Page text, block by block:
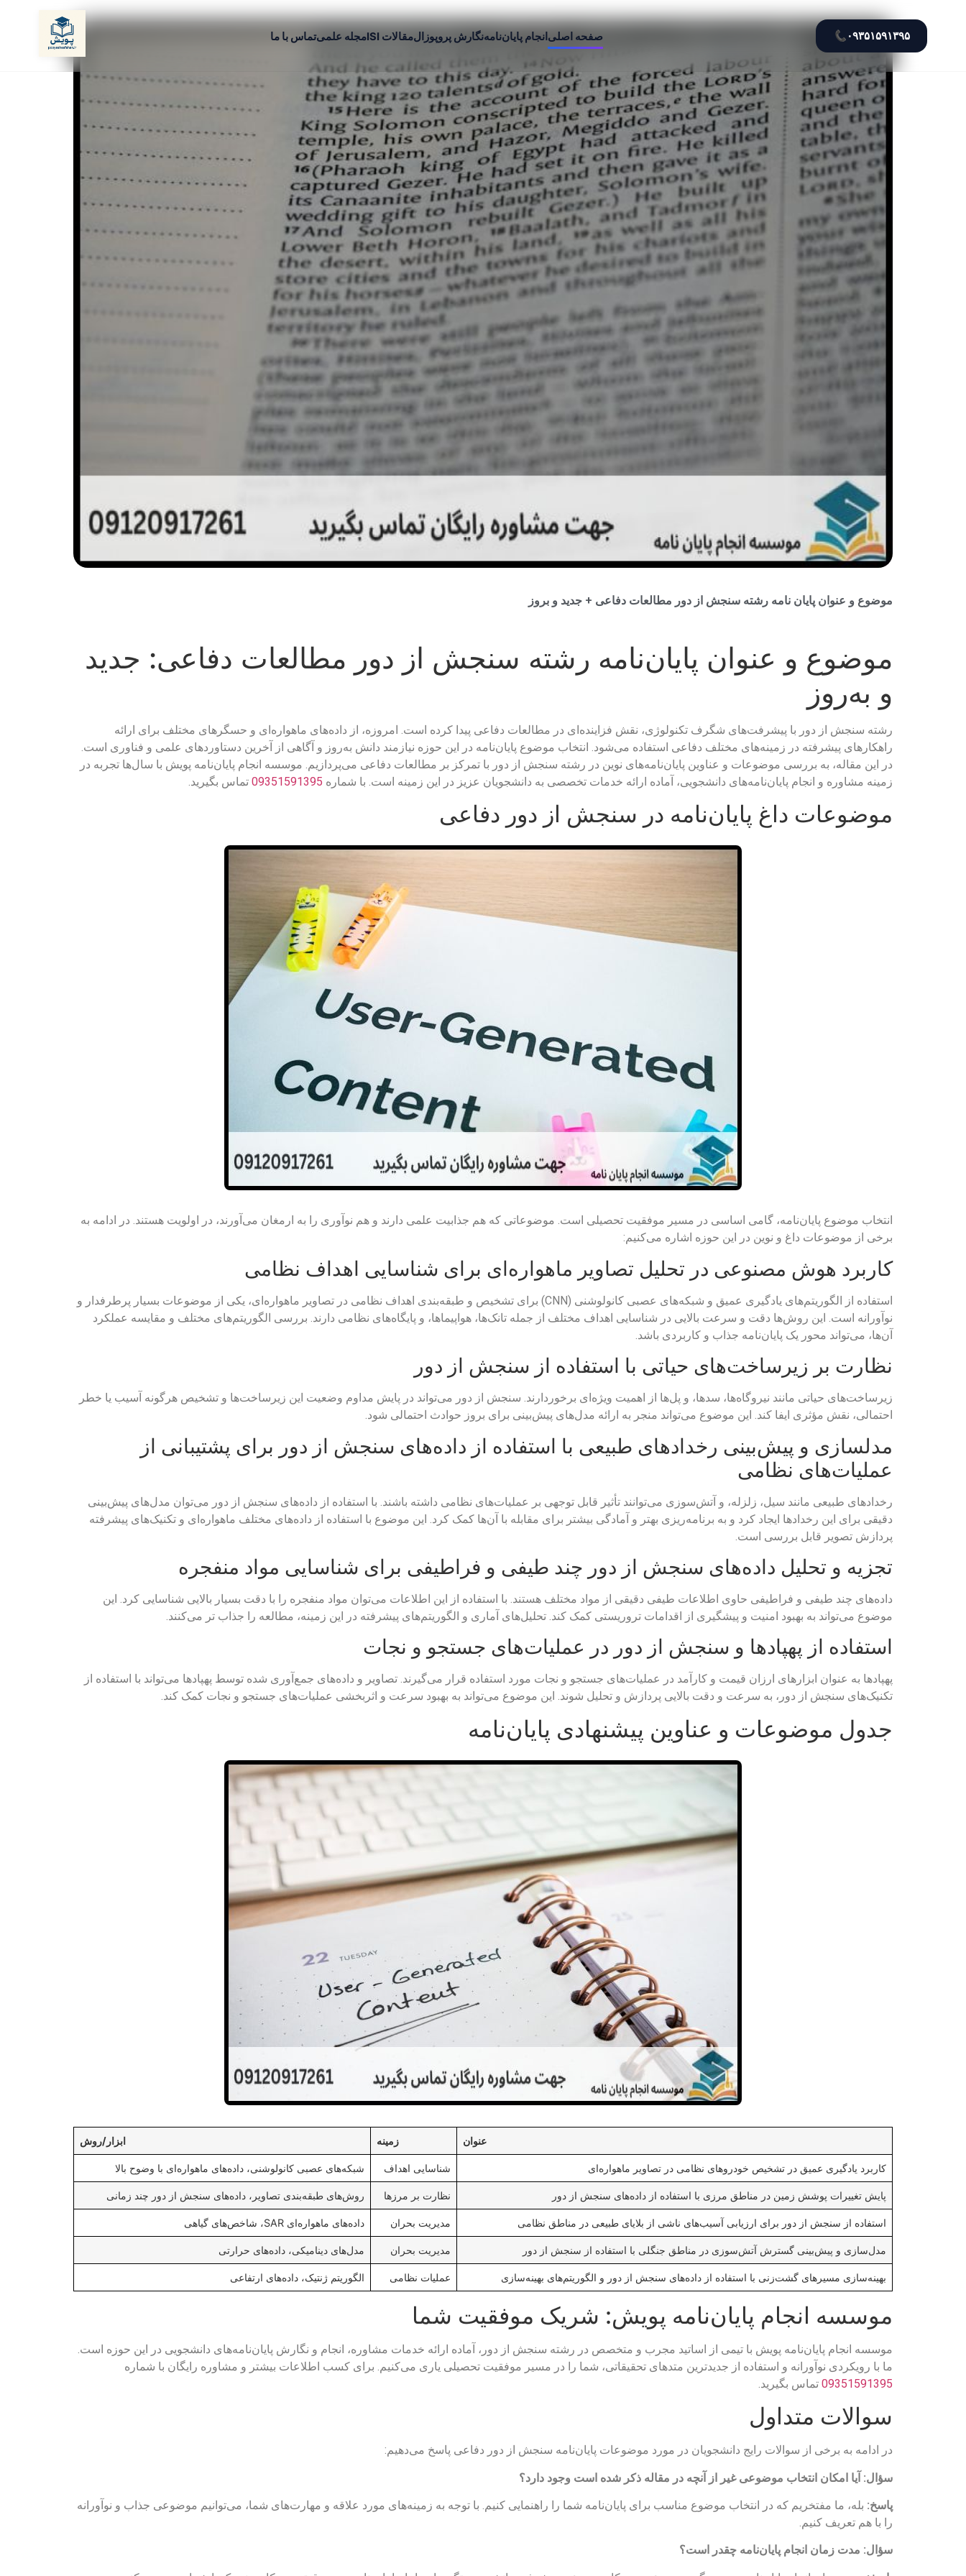
۰۹۳۵۱۵۹۱۳۹۵ 📞 صفحه اصلی انجام پایان‌نامهنگارش پروپوزالمقالات ISI مجله علمیتماس با ما
موضوع و عنوان پایان نامه رشته سنجش از دور مطالعات دفاعی + جدید و بروز
موضوع و عنوان پایان‌نامه رشته سنجش از دور مطالعات دفاعی: جدید
و به‌روز
رشته سنجش از دور با پیشرفت‌های شگرف تکنولوژی، نقش فزاینده‌ای در مطالعات دفاعی پیدا کرده است. امروزه، از داده‌های ماهواره‌ای و حسگرهای مختلف برای ارائه
راهکارهای پیشرفته در زمینه‌های مختلف دفاعی استفاده می‌شود. انتخاب موضوع پایان‌نامه در این حوزه نیازمند دانش به‌روز و آگاهی از آخرین دستاوردهای علمی و فناوری است.
در این مقاله، به بررسی موضوعات و عناوین پایان‌نامه‌های نوین در رشته سنجش از دور با تمرکز بر مطالعات دفاعی می‌پردازیم. موسسه انجام پایان‌نامه پویش با سال‌ها تجربه در
زمینه مشاوره و انجام پایان‌نامه‌های دانشجویی، آماده ارائه خدمات تخصصی به دانشجویان عزیز در این زمینه است. با شماره 09351591395 تماس بگیرید.
موضوعات داغ پایان‌نامه در سنجش از دور دفاعی
انتخاب موضوع پایان‌نامه، گامی اساسی در مسیر موفقیت تحصیلی است. موضوعاتی که هم جذابیت علمی دارند و هم نوآوری را به ارمغان می‌آورند، در اولویت هستند. در ادامه به
برخی از موضوعات داغ و نوین در این حوزه اشاره می‌کنیم:
کاربرد هوش مصنوعی در تحلیل تصاویر ماهواره‌ای برای شناسایی اهداف نظامی
استفاده از الگوریتم‌های یادگیری عمیق و شبکه‌های عصبی کانولوشنی (CNN) برای تشخیص و طبقه‌بندی اهداف نظامی در تصاویر ماهواره‌ای، یکی از موضوعات بسیار پرطرفدار و
نوآورانه است. این روش‌ها دقت و سرعت بالایی در شناسایی اهداف مختلف از جمله تانک‌ها، هواپیماها، و پایگاه‌های نظامی دارند. بررسی الگوریتم‌های مختلف و مقایسه عملکرد
آن‌ها، می‌تواند محور یک پایان‌نامه جذاب و کاربردی باشد.
نظارت بر زیرساخت‌های حیاتی با استفاده از سنجش از دور
زیرساخت‌های حیاتی مانند نیروگاه‌ها، سدها، و پل‌ها از اهمیت ویژه‌ای برخوردارند. سنجش از دور می‌تواند در پایش مداوم وضعیت این زیرساخت‌ها و تشخیص هرگونه آسیب یا خطر
احتمالی، نقش مؤثری ایفا کند. این موضوع می‌تواند منجر به ارائه مدل‌های پیش‌بینی برای بروز حوادث احتمالی شود.
مدلسازی و پیش‌بینی رخدادهای طبیعی با استفاده از داده‌های سنجش از دور برای پشتیبانی از
عملیات‌های نظامی
رخدادهای طبیعی مانند سیل، زلزله، و آتش‌سوزی می‌توانند تأثیر قابل توجهی بر عملیات‌های نظامی داشته باشند. با استفاده از داده‌های سنجش از دور می‌توان مدل‌های پیش‌بینی
دقیقی برای این رخدادها ایجاد کرد و به برنامه‌ریزی بهتر و آمادگی بیشتر برای مقابله با آن‌ها کمک کرد. این موضوع با استفاده از داده‌های مختلف ماهواره‌ای و تکنیک‌های پیشرفته
پردازش تصویر قابل بررسی است.
تجزیه و تحلیل داده‌های سنجش از دور چند طیفی و فراطیفی برای شناسایی مواد منفجره
داده‌های چند طیفی و فراطیفی حاوی اطلاعات طیفی دقیقی از مواد مختلف هستند. با استفاده از این اطلاعات می‌توان مواد منفجره را با دقت بسیار بالایی شناسایی کرد. این
موضوع می‌تواند به بهبود امنیت و پیشگیری از اقدامات تروریستی کمک کند. تحلیل‌های آماری و الگوریتم‌های پیشرفته در این زمینه، مطالعه را جذاب تر می‌کنند.
استفاده از پهپادها و سنجش از دور در عملیات‌های جستجو و نجات
پهپادها به عنوان ابزارهای ارزان قیمت و کارآمد در عملیات‌های جستجو و نجات مورد استفاده قرار می‌گیرند. تصاویر و داده‌های جمع‌آوری شده توسط پهپادها می‌تواند با استفاده از
تکنیک‌های سنجش از دور، به سرعت و دقت بالایی پردازش و تحلیل شوند. این موضوع می‌تواند به بهبود سرعت و اثربخشی عملیات‌های جستجو و نجات کمک کند.
جدول موضوعات و عناوین پیشنهادی پایان‌نامه
عنوان زمینه ابزار/روش
کاربرد یادگیری عمیق در تشخیص خودروهای نظامی در تصاویر ماهواره‌ای شناسایی اهداف شبکه‌های عصبی کانولوشنی، داده‌های ماهواره‌ای با وضوح بالا
پایش تغییرات پوشش زمین در مناطق مرزی با استفاده از داده‌های سنجش از دور نظارت بر مرزها روش‌های طبقه‌بندی تصاویر، داده‌های سنجش از دور چند زمانی
استفاده از سنجش از دور برای ارزیابی آسیب‌های ناشی از بلایای طبیعی در مناطق نظامی مدیریت بحران داده‌های ماهواره‌ای SAR، شاخص‌های گیاهی
مدل‌سازی و پیش‌بینی گسترش آتش‌سوزی در مناطق جنگلی با استفاده از سنجش از دور مدیریت بحران مدل‌های دینامیکی، داده‌های حرارتی
بهینه‌سازی مسیرهای گشت‌زنی با استفاده از داده‌های سنجش از دور و الگوریتم‌های بهینه‌سازی عملیات نظامی الگوریتم ژنتیک، داده‌های ارتفاعی
موسسه انجام پایان‌نامه پویش: شریک موفقیت شما
موسسه انجام پایان‌نامه پویش با تیمی از اساتید مجرب و متخصص در رشته سنجش از دور، آماده ارائه خدمات مشاوره، انجام و نگارش پایان‌نامه‌های دانشجویی در این حوزه است.
ما با رویکردی نوآورانه و استفاده از جدیدترین متدهای تحقیقاتی، شما را در مسیر موفقیت تحصیلی یاری می‌کنیم. برای کسب اطلاعات بیشتر و مشاوره رایگان با شماره
09351591395 تماس بگیرید.
سوالات متداول
در ادامه به برخی از سوالات رایج دانشجویان در مورد موضوعات پایان‌نامه سنجش از دور دفاعی پاسخ می‌دهیم:
سؤال: آیا امکان انتخاب موضوعی غیر از آنچه در مقاله ذکر شده است وجود دارد؟
پاسخ: بله، ما مفتخریم که در انتخاب موضوع مناسب برای پایان‌نامه شما را راهنمایی کنیم. با توجه به زمینه‌های مورد علاقه و مهارت‌های شما، می‌توانیم موضوعی جذاب و نوآورانه
را با هم تعریف کنیم.
سؤال: مدت زمان انجام پایان‌نامه چقدر است؟